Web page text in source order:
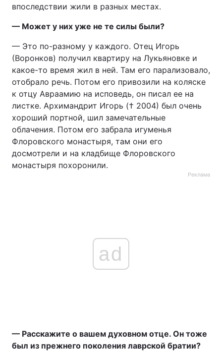
впоследствии жили в разных местах.
— Может у них уже не те силы были?
— Это по-разному у каждого. Отец Игорь
(Воронков) получил квартиру на Лукьяновке и
какое-то время жил в ней. Там его парализовало,
отобрало речь. Потом его привозили на коляске
к отцу Авраамию на исповедь, он писал ее на
листке. Архимандрит Игорь († 2004) был очень
хороший портной, шил замечательные
облачения. Потом его забрала игуменья
Флоровского монастыря, там они его
досмотрели и на кладбище Флоровского
монастыря похоронили.
Реклама
ad
— Расскажите о вашем духовном отце. Он тоже
был из прежнего поколения лаврской братии?